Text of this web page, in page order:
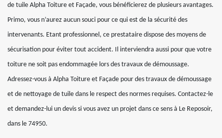
de tuile Alpha Toiture et Façade, vous bénéficierez de plusieurs avantages.
Primo, vous n’aurez aucun souci pour ce qui est de la sécurité des
intervenants. Etant professionnel, ce prestataire dispose des moyens de
sécurisation pour éviter tout accident. Il interviendra aussi pour que votre
toiture ne soit pas endommagée lors des travaux de démoussage.
Adressez-vous à Alpha Toiture et Façade pour des travaux de démoussage
et de nettoyage de tuile dans le respect des normes requises. Contactez-le
et demandez-lui un devis si vous avez un projet dans ce sens à Le Reposoir,
dans le 74950.